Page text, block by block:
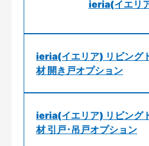
ieria(イエリ
ieria(イエリア) リビング
材 開き戸オプション
ieria(イエリア) リビング
材 引戸･吊戸オプション